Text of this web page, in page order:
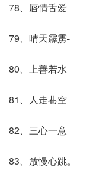
78、唇情舌爱
79、晴天霹雳-
80、上善若水
81、人走巷空
82、三心一意
83、放慢心跳。